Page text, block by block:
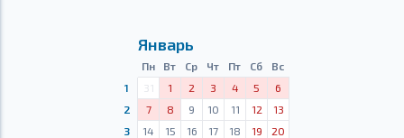
Январь
Пн Вт Ср Чт Пт Сб
Вс
1
31 1 2 3 4 5
6
2
7 8 9 10 11 12
13
3
14 15 16 17 18 19
20